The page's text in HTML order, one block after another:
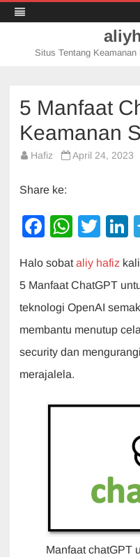
Situs Tentang
5 Manfaat
Keamanan
Hafiz April 24, 2023
Share ke:
F
c
e
b
o
o
k
W
at
s
A
p
p
T
tt
er
k
e
n
Halo sobat aliy hafiz
5 Manfaat ChatGPT
teknologi OpenAI
membantu menutup
security dan
merajalela.
Manfaat chatGPT